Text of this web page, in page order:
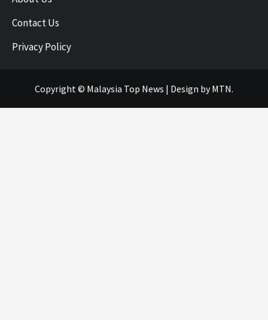
Contact Us
Privacy Policy
Copyright © Malaysia Top News | Design by MTN.